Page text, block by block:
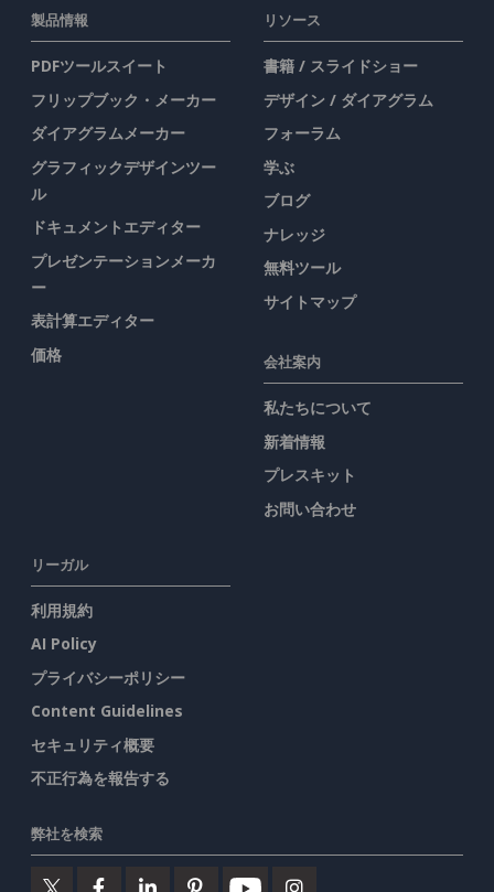
製品情報
PDFツールスイート
フリップブック・メーカー
ダイアグラムメーカー
グラフィックデザインツー
ル
ドキュメントエディター
プレゼンテーションメーカ
ー
表計算エディター
価格
リソース
書籍 / スライドショー
デザイン / ダイアグラム
フォーラム
学ぶ
ブログ
ナレッジ
無料ツール
サイトマップ
会社案内
私たちについて
新着情報
プレスキット
お問い合わせ
リーガル
利用規約
AI Policy
プライバシーポリシー
Content Guidelines
セキュリティ概要
不正行為を報告する
弊社を検索